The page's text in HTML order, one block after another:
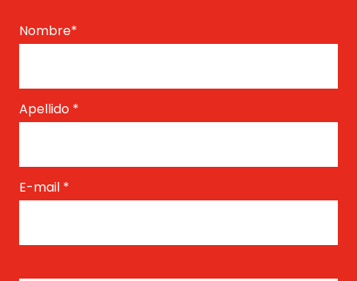
Nombre*
Apellido *
E-mail *